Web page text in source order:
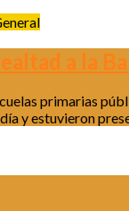
a la
primarias
y estuvieron